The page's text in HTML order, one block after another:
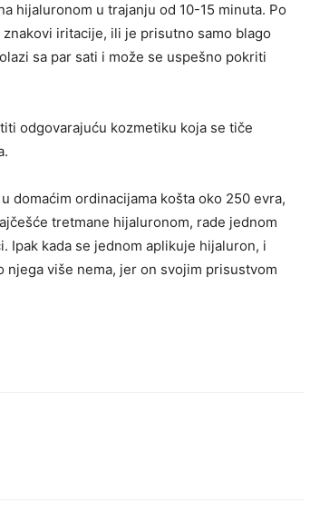
hijaluronom u trajanju od 10-15 minuta. Po
iritacije, ili je prisutno samo blago
sa par sati i može se uspešno pokriti
odgovarajuću kozmetiku koja se tiče
domaćim ordinacijama košta oko 250 evra,
tretmane hijaluronom, rade jednom
Ipak kada se jednom aplikuje hijaluron, i
više nema, jer on svojim prisustvom